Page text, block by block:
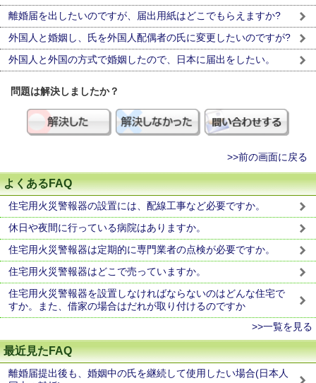
離婚届を出したいのですが、届出用紙はどこでもらえますか?
外国人と婚姻し、氏を外国人配偶者の氏に変更したいのですが?
外国人と外国の方式で婚姻したので、日本に届出をしたい。
問題は解決しましたか？
>>前の画面に戻る
よくあるFAQ
住宅用火災警報器の設置には、配線工事など必要ですか。
休日や夜間に行っている病院はありますか。
住宅用火災警報器は定期的に専門業者の点検が必要ですか。
住宅用火災警報器はどこで売っていますか。
住宅用火災警報器を設置しなければならないのはどんな住宅で
すか。また、借家の場合はだれが取り付けるのですか
>>一覧を見る
最近見たFAQ
離婚届提出後も、婚姻中の氏を継続して使用したい場合(日本人